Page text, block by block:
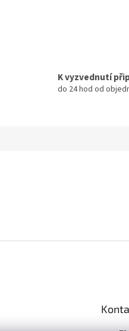
K vyzvednutí
do 24 hod od